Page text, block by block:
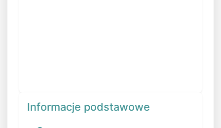
Informacje podstawowe